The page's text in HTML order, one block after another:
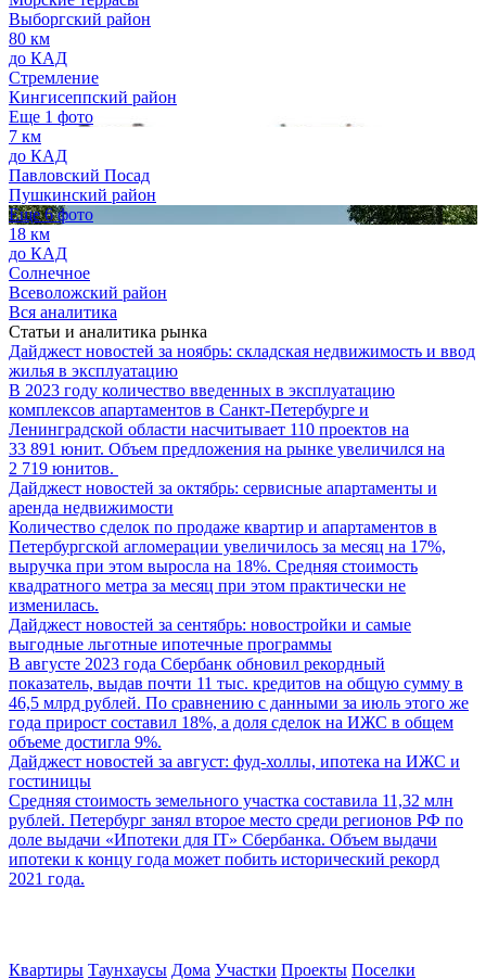
Выборгский район
80 км
до КАД
Стремление
Кингисеппский район
Еще 1 фото
7 км
до КАД
Павловский Посад
Пушкинский район
Еще 6 фото
18 км
до КАД
Солнечное
Всеволожский район
Вся аналитика
Статьи и аналитика рынка
Дайджест новостей за ноябрь: складская недвижимость и ввод
жилья в эксплуатацию
В 2023 году количество введенных в эксплуатацию
комплексов апартаментов в Санкт-Петербурге и
Ленинградской области насчитывает 110 проектов на
33 891 юнит. Объем предложения на рынке увеличился на
2 719 юнитов.
Дайджест новостей за октябрь: сервисные апартаменты и
аренда недвижимости
Количество сделок по продаже квартир и апартаментов в
Петербургской агломерации увеличилось за месяц на 17%,
выручка при этом выросла на 18%. Средняя стоимость
квадратного метра за месяц при этом практически не
изменилась.
Дайджест новостей за сентябрь: новостройки и самые
выгодные льготные ипотечные программы
В августе 2023 года Сбербанк обновил рекордный
показатель, выдав почти 11 тыс. кредитов на общую сумму в
46,5 млрд рублей. По сравнению с данными за июль этого же
года прирост составил 18%, а доля сделок на ИЖС в общем
объеме достигла 9%.
Дайджест новостей за август: фуд-холлы, ипотека на ИЖС и
гостиницы
Средняя стоимость земельного участка составила 11,32 млн
рублей. Петербург занял второе место среди регионов РФ по
доле выдачи «Ипотеки для IT» Сбербанка. Объем выдачи
ипотеки к концу года может побить исторический рекорд
2021 года.
Квартиры Таунхаусы Дома Участки Проекты Поселки